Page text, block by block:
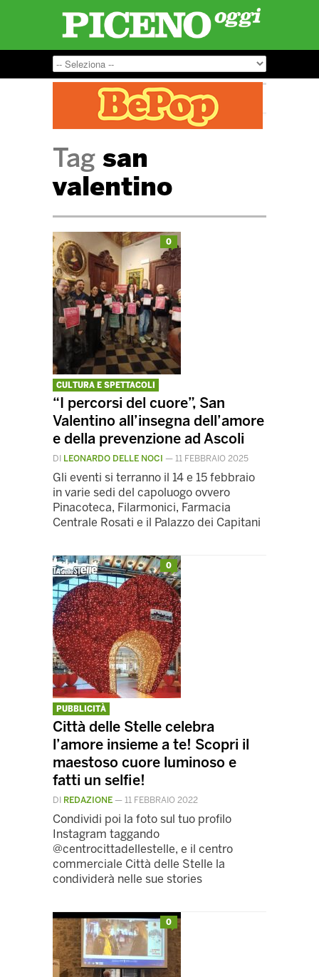
Tag san
valentino
0
CULTURA E SPETTACOLI
“I percorsi del cuore”, San
Valentino all’insegna dell’amore
e della prevenzione ad Ascoli
DI LEONARDO DELLE NOCI — 11 FEBBRAIO 2025
Gli eventi si terranno il 14 e 15 febbraio
in varie sedi del capoluogo ovvero
Pinacoteca, Filarmonici, Farmacia
Centrale Rosati e il Palazzo dei Capitani
0
PUBBLICITÀ
Città delle Stelle celebra
l’amore insieme a te! Scopri il
maestoso cuore luminoso e
fatti un selfie!
DI REDAZIONE — 11 FEBBRAIO 2022
Condividi poi la foto sul tuo profilo
Instagram taggando
@centrocittadellestelle, e il centro
commerciale Città delle Stelle la
condividerà nelle sue stories
0